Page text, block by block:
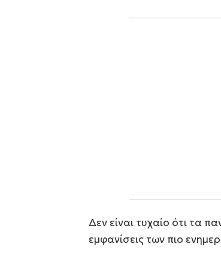
Δεν είναι τυχαίο ότι τα
εμφανίσεις των πιο